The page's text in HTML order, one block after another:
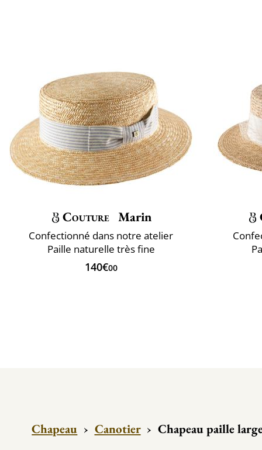
Couture Marin
Confectionné dans notre atelier
Paille naturelle très fine
140€00
Chapeau › Canotier › Chapeau paille